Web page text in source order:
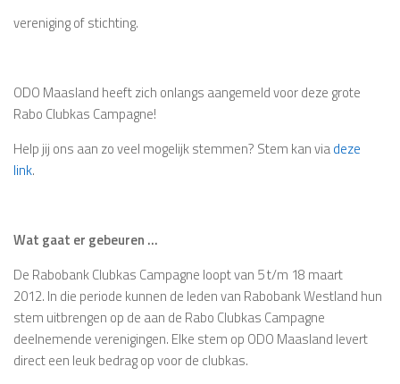
vereniging of stichting.
ODO Maasland heeft zich onlangs aangemeld voor deze grote
Rabo Clubkas Campagne!
Help jij ons aan zo veel mogelijk stemmen? Stem kan viadeze
link.
Wat gaat er gebeuren …
De Rabobank Clubkas Campagne loopt van 5 t/m 18 maart
2012. In die periode kunnen de leden van Rabobank Westland hun
stem uitbrengen op de aan de Rabo Clubkas Campagne
deelnemende verenigingen. Elke stem op ODO Maasland levert
direct een leuk bedrag op voor de clubkas.